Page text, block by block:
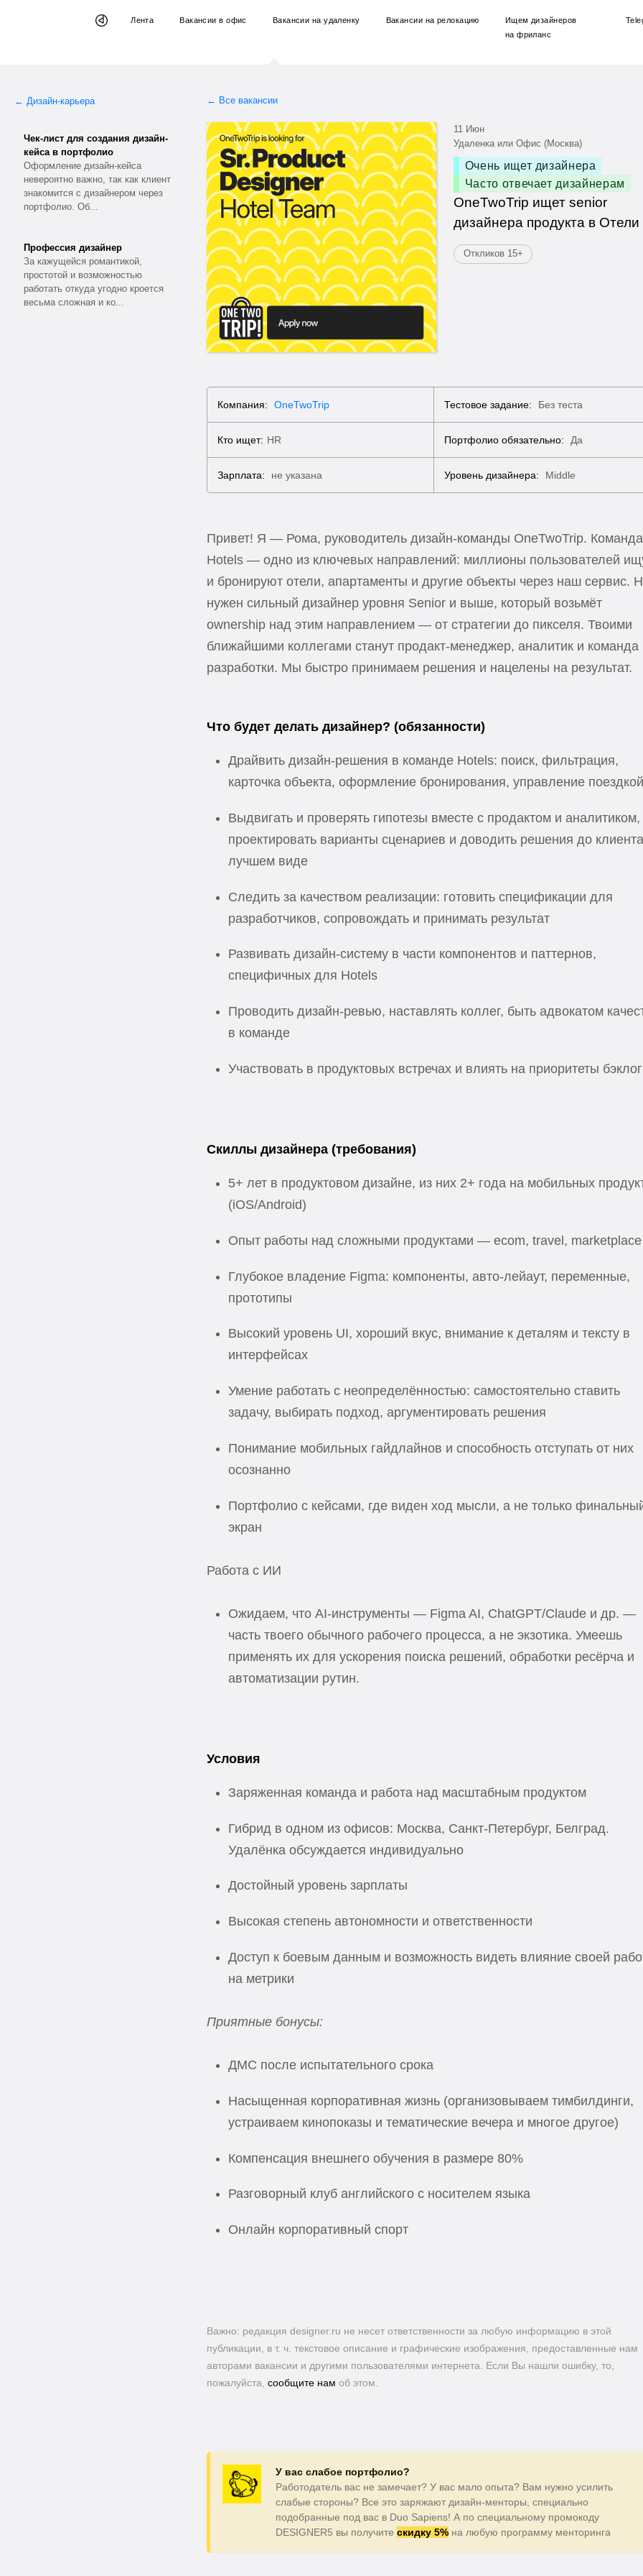
Лента Вакансиив офис Вакансии на удаленку Вакансии на релокацию
Ищем дизайнеров
на фриланс
← Дизайн-карьера
Чек-лист для создания дизайн-
кейса в портфолио
Оформление дизайн-кейса
невероятно важно, так как клиент
знакомится с дизайнером через
портфолио. Об...
Профессия дизайнер
За кажущейся романтикой,
простотой и возможностью
работать откуда угодно кроется
весьма сложная и ко...
← Все вакансии
11 Июн
Удаленка или Офис (Москва)
Очень ищет дизайнера
Часто отвечает дизайнерам
OneTwoTrip ищет senior
дизайнера продукта в Отели
Откликов 15+
Компания: OneTwoTrip Тестовое задание: Без теста
Кто ищет: HR Портфолио обязательно: Да
Зарплата: не указана Уровень дизайнера: Middle
Привет! Я — Рома, руководитель дизайн-команды OneTwoTrip. Команда
Hotels — одно из ключевых направлений: миллионы пользователей
и бронируют отели, апартаменты и другие объекты через наш сервис.
нужен сильный дизайнер уровня Senior и выше, который возьмёт
ownership над этим направлением — от стратегии до пикселя. Твоими
ближайшими коллегами станут продакт-менеджер, аналитик и команда
разработки. Мы быстро принимаем решения и нацелены на результат.
Что будет делать дизайнер? (обязанности)
Драйвить дизайн-решения в команде Hotels: поиск, фильтрация,
карточка объекта, оформление бронирования, управление поездкой
Выдвигать и проверять гипотезы вместе с продактом и аналитиком,
проектировать варианты сценариев и доводить решения до
лучшем виде
Следить за качеством реализации: готовить спецификации для
разработчиков, сопровождать и принимать результат
Развивать дизайн-систему в части компонентов и паттернов,
специфичных для Hotels
Проводить дизайн-ревью, наставлять коллег, быть адвокатом
в команде
Участвовать в продуктовых встречах и влиять на приоритеты
Скиллы дизайнера (требования)
5+ лет в продуктовом дизайне, из них 2+ года на мобильных
(iOS/Android)
Опыт работы над сложными продуктами — ecom, travel, marketplace
Глубокое владение Figma: компоненты, авто-лейаут, переменные,
прототипы
Высокий уровень UI, хороший вкус, внимание к деталям и тексту в
интерфейсах
Умение работать с неопределённостью: самостоятельно ставить
задачу, выбирать подход, аргументировать решения
Понимание мобильных гайдлайнов и способность отступать от них
осознанно
Портфолио с кейсами, где виден ход мысли, а не только
экран
Работа с ИИ
Ожидаем, что AI-инструменты — Figma AI, ChatGPT/Claude и др. —
часть твоего обычного рабочего процесса, а не экзотика. Умеешь
применять их для ускорения поиска решений, обработки ресёрча и
автоматизации рутин.
Условия
Заряженная команда и работа над масштабным продуктом
Гибрид в одном из офисов: Москва, Санкт-Петербург, Белград.
Удалёнка обсуждается индивидуально
Достойный уровень зарплаты
Высокая степень автономности и ответственности
Доступ к боевым данным и возможность видеть влияние своей
на метрики
Приятные бонусы:
ДМС после испытательного срока
Насыщенная корпоративная жизнь (организовываем тимбилдинги,
устраиваем кинопоказы и тематические вечера и многое другое)
Компенсация внешнего обучения в размере 80%
Разговорный клуб английского с носителем языка
Онлайн корпоративный спорт
Важно: pедакция designer.ru не несет ответственности за любую информацию в этой
публикации, в т. ч. текстовое описание и графические изображения, предоставленные нам
авторами вакансии и другими пользователями интернета. Если Вы нашли ошибку, то,
пожалуйста, сообщите нам об этом.
У вас слабое портфолио?
Работодатель вас не замечает? У вас мало опыта? Вам нужно усилить
слабые стороны? Все это заряжают дизайн-менторы, специально
подобранные под вас в Duo Sapiens! А по специальному промокоду
DESIGNER5 вы получите скидку 5%на любую программу менторинга